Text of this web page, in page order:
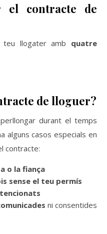
el contracte de
llogater amb quatre
de lloguer?
durant el temps
alguns casos especials en
contracte:
o la fiança
sense el teu permís
ni consentides